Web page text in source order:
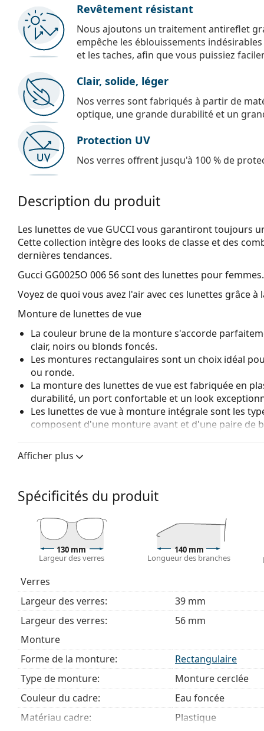
Revêtement résistant
Nous ajoutons un traitement antireflet
empêche les éblouissements
et les taches, afin que vous puissiez
Clair, solide, léger
Nos verres sont fabriqués à partir de
optique, une grande durabilité et un
Protection UV
Nos verres offrent jusqu'à 100 % de
Description du produit
Les lunettes de vue GUCCI vous garantiront toujours
Cette collection intègre des looks de classe et des
dernières tendances.
Gucci GG0025O 006 56sont des lunettes pour femmes.
Voyez de quoi vous avez l'air avec ces lunettes grâce
Monture de lunettes de vue
La couleur brune de la monture s'accorde
clair, noirs ou blonds foncés.
Les montures rectangulaires sont un choix idéal
ou ronde.
La monture des lunettes de vue est fabriquée en
durabilité, un port confortable et un look
Les lunettes de vue à monture intégrale sont les
composent d'une monture avant et d'une paire de
fait qu'elles enferment entièrement le verre, et
de monture convient à tous les verres, y compris
Nous livrons les lunettes dans leur étui d'origine. La
Le chiffon fourni est idéal pour le nettoyage et
livrés avec un sac en tissu au lieu d'un chiffon.
Explorez la gamme complète delunettes de vue pour
des lunettessi vous avez besoin d'aide pour choisir.
Ceci est un dispositif médical. Lisez le mode d'emploi
Afficher plus
Spécificités du produit
130 mm
Largeur des verres
140 mm
Longueur des branches
Verres
Largeur des verres:
39 mm
Largeur des verres:
56 mm
Monture
Forme de la monture:
Rectangulaire
Type de monture:
Monture cerclée
Couleur du cadre:
Eau foncée
Matériau cadre:
Plastique